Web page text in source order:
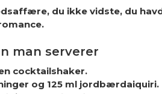
du ikke vidste, du
man serverer
cocktailshaker.
og 125 ml jordbærdaiquiri.